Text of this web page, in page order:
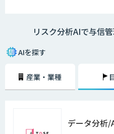
にフィットした独自性のあるAIモデ
リスク分析は、データに基づいて自
る新しいAI技術の研究が進んでいま
リスク分析AIで与信
AIを探す
産業・業種
データ分析/